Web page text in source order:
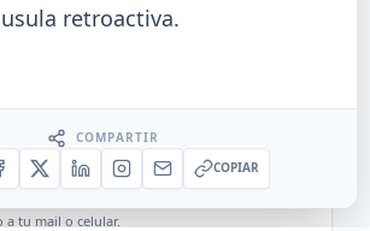
a tu mail o celular.
retroactiva.
COMPARTIR
COPIAR